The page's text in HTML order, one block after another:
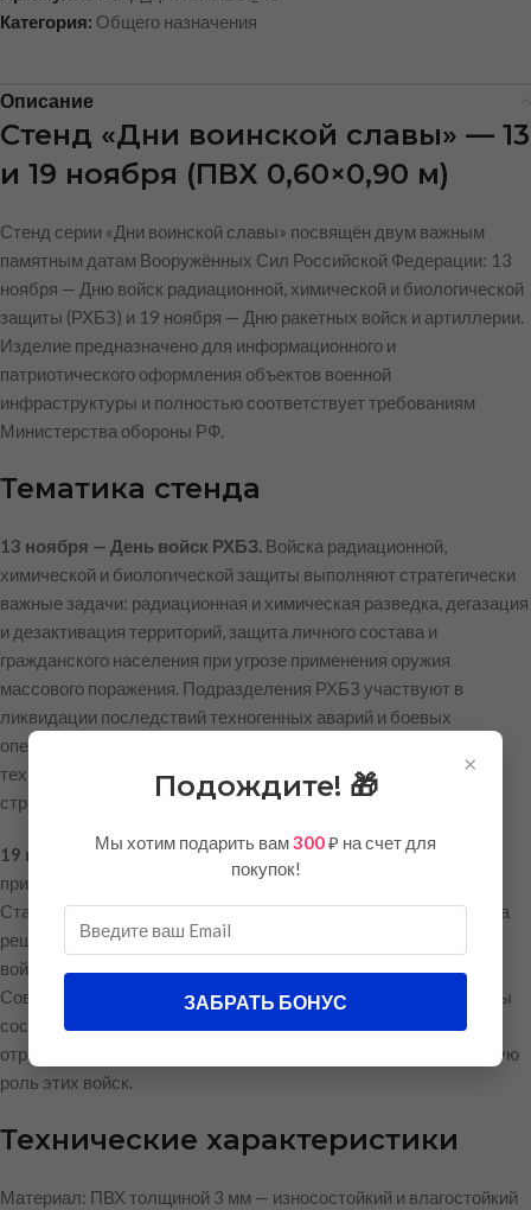
Категория: Общего назначения
Описание
Стенд «Дни воинской славы» — 13
и 19 ноября (ПВХ 0,60×0,90 м)
Стенд серии «Дни воинской славы» посвящён двум важным
памятным датам Вооружённых Сил Российской Федерации: 13
ноября — Дню войск радиационной, химической и биологической
защиты (РХБЗ) и 19 ноября — Дню ракетных войск и артиллерии.
Изделие предназначено для информационного и
патриотического оформления объектов военной
инфраструктуры и полностью соответствует требованиям
Министерства обороны РФ.
Тематика стенда
13 ноября — День войск РХБЗ. Войска радиационной,
химической и биологической защиты выполняют стратегически
важные задачи: радиационная и химическая разведка, дегазация
и дезактивация территорий, защита личного состава и
гражданского населения при угрозе применения оружия
массового поражения. Подразделения РХБЗ участвуют в
ликвидации последствий техногенных аварий и боевых
операциях. Стенд наглядно отражает роль этих войск, их
техническое оснащение и вклад в обеспечение безопасности
страны.
19 ноября — День ракетных войск и артиллерии.Дата
приурочена к началу контрнаступления Красной армии под
Сталинградом 19 ноября 1942 года, когда артиллерия сыграла
решающую роль в переломе хода войны. С тех пор ракетные
войска и артиллерия по праву носят звание «бога войны».
Современные ракетные комплексы и артиллерийские системы
составляют основу огневой мощи российской армии. Стенд
отражает боевые традиции, символику, технику и историческую
роль этих войск.
Технические характеристики
Материал: ПВХ толщиной 3 мм — износостойкий и влагостойкий
×
Подождите! 🎁
Мы хотим подарить вам300₽ на счет для
покупок!
ЗАБРАТЬ БОНУС